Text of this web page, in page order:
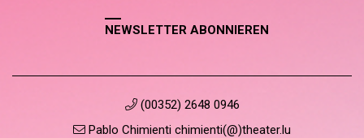
NEWSLETTER ABONNIEREN
(00352) 2648 0946
Pablo Chimienti chimienti(@)theater.lu